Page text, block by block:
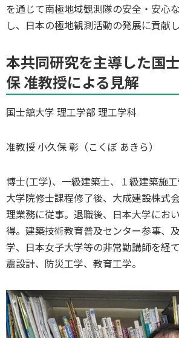
を通じて南極地域観測隊の安全・安心
し、日本の極地観測活動の発展に貢献し
本共同研究を主導した国
保 准教授による見解
国士舘大学 理工学部 理工学科
准教授 小久保 彰（こくぼ あきら）
博士(工学)、一級建築士、１級建築施
大学院修士課程修了後、大成建設株式
理業務に従事。退職後、日本大学にお
得。建築技術教育普及センター参事、
学、日本女子大学等の非常勤講師を経
震設計、防災工学、教育工学。